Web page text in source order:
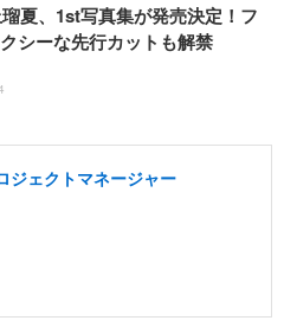
夏、1st写真集が発売決定！フ
シーな先行カットも解禁
ジェクトマネージャー